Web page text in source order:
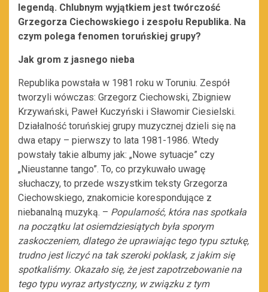
legendą. Chlubnym wyjątkiem jest twórczość
Grzegorza Ciechowskiego i zespołu Republika. Na
czym polega fenomen toruńskiej grupy?
Jak grom z jasnego nieba
Republika powstała w 1981 roku w Toruniu. Zespół
tworzyli wówczas: Grzegorz Ciechowski, Zbigniew
Krzywański, Paweł Kuczyński i Sławomir Ciesielski.
Działalność toruńskiej grupy muzycznej dzieli się na
dwa etapy – pierwszy to lata 1981-1986. Wtedy
powstały takie albumy jak: „Nowe sytuacje” czy
„Nieustanne tango”. To, co przykuwało uwagę
słuchaczy, to przede wszystkim teksty Grzegorza
Ciechowskiego, znakomicie korespondujące z
niebanalną muzyką. – Popularność, która nas spotkała
na początku lat osiemdziesiątych była sporym
zaskoczeniem, dlatego że uprawiając tego typu sztukę,
trudno jest liczyć na tak szeroki poklask, z jakim się
spotkaliśmy. Okazało się, że jest zapotrzebowanie na
tego typu wyraz artystyczny, w związku z tym